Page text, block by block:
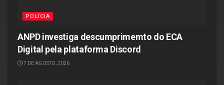
POLÍCIA
ANPD investiga descumprimemto do ECA
Digital pela plataforma Discord
7 DE AGOSTO, 2026